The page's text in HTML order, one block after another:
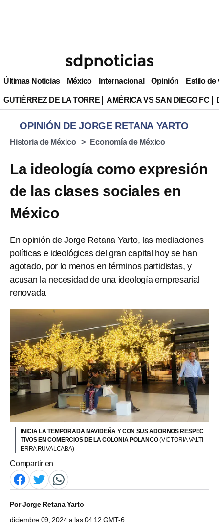
Últimas Noticias México Internacional Opinión Estilo de
GUTIÉRREZ DE LA TORRE AMÉRICA VS SAN DIEGO FC
OPINIÓN DE JORGE RETANA YARTO
Historia de México Economía de México
La ideología como expresión
de las clases sociales en
México
En opinión de Jorge Retana Yarto, las mediaciones
políticas e ideológicas del gran capital hoy se han
agotado, por lo menos en términos partidistas, y
acusan la necesidad de una ideología empresarial
renovada
INICIA LA TEMPORADA NAVIDEÑA Y CON SUS ADORNOS RESPEC
TIVOS EN COMERCIOS DE LA COLONIA POLANCO(VICTORIA VALTI
ERRA RUVALCABA)
Compartir en
PorJorge Retana Yarto
diciembre 09, 2024 a las 04:12 GMT-6